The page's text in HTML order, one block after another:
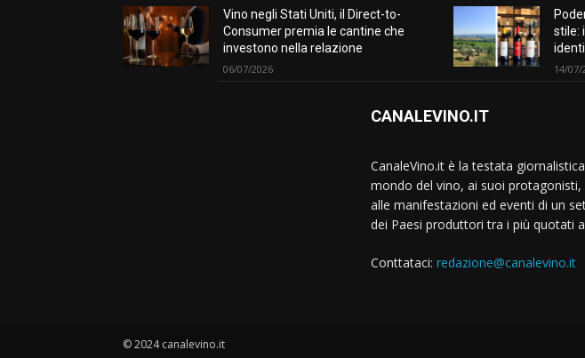
Vino negli Stati Uniti, il Direct-to-
Consumer premia le cantine che
investono nella relazione
06/07/2026
stile:
14/07/
CANALEVINO.IT
CanaleVino.it è la testata
mondo del vino, ai suoi
alle manifestazioni ed eventi di un
dei Paesi produttori tra i più quotati
Conttataci: redazione@canalevino.it
© 2024 canalevino.it